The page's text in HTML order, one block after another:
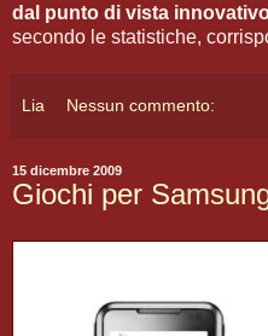
dal punto di vista
secondo le statistiche,
Lia Nessun commento:
15 dicembre 2009
Giochi per